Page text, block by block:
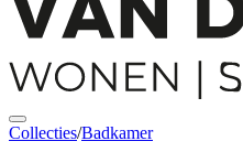
Collecties/Badkamer